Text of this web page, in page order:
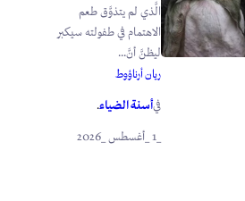
الَّذي لم يتذوَّق طعم
الاهتمام في طفولته سيكبر
ليظنَّ أنَّ...
ريان أرناؤوط
فيأسنة الضياء.